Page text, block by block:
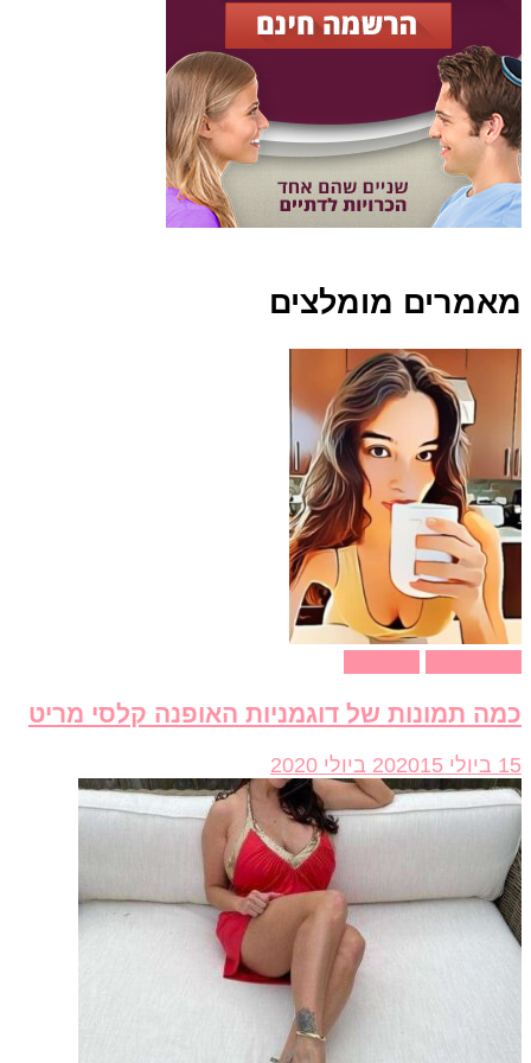
מומלצים
תמונות של דוגמניות האופנה קלסי מריט
15 ביולי 2020